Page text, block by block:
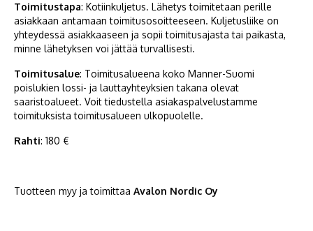
Toimitustapa: Kotiinkuljetus. Lähetys toimitetaan perille
asiakkaan antamaan toimitusosoitteeseen. Kuljetusliike on
yhteydessä asiakkaaseen ja sopii toimitusajasta tai paikasta,
minne lähetyksen voi jättää turvallisesti.
Toimitusalue: Toimitusalueena koko Manner-Suomi
poislukien lossi- ja lauttayhteyksien takana olevat
saaristoalueet. Voit tiedustella asiakaspalvelustamme
toimituksista toimitusalueen ulkopuolelle.
Rahti: 180 €
Tuotteen myy ja toimittaa Avalon Nordic Oy